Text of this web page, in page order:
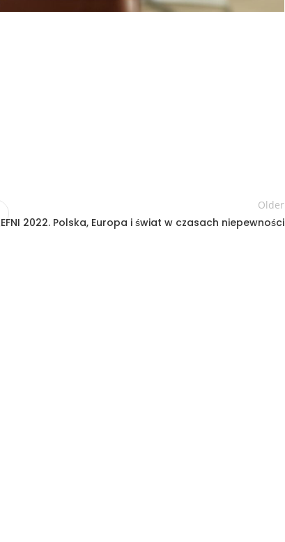
Older
EFNI 2022. Polska, Europa i świat w czasach niepewności